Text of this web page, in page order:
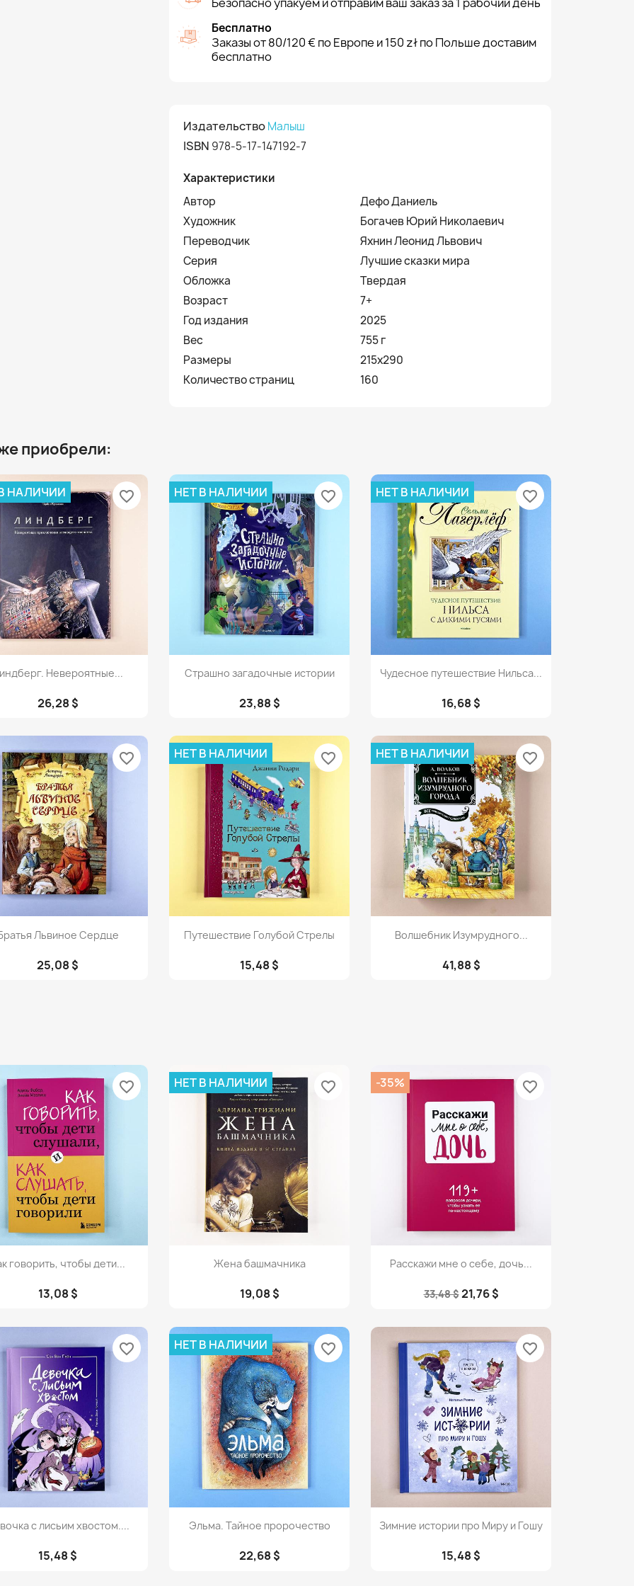
Бесплатно
Заказы от 80/120 € по Европе и 150 zł по Польше доставим
бесплатно
ИздательствоМалыш
ISBN 978-5-17-147192-7
Характеристики
Автор
Дефо Даниель
Художник
Богачев Юрий Николаевич
Переводчик
Яхнин Леонид Львович
Серия
Лучшие сказки мира
Обложка
Твердая
Возраст
7+
Год издания
2025
Вес
755 г
Размеры
215х290
Количество страниц
160
приобрели:
Просмотр
Невероятные...
26,28 $
НАЛИЧИИ favorite_border
Просмотр
Страшно загадочные истории
23,88 $
НЕТ В НАЛИЧИИ favorite_border
Просмотр
Чудесное путешествие Нильса...
16,68 $
НЕТ В НАЛИЧИИ favorite_border
Просмотр
Львиное Сердце
25,08 $
favorite_border
Просмотр
Путешествие Голубой Стрелы
15,48 $
НЕТ В НАЛИЧИИ favorite_border
Просмотр
Волшебник Изумрудного...
41,88 $
НЕТ В НАЛИЧИИ favorite_border
Просмотр
говорить, чтобы дети...
13,08 $
favorite_border
Просмотр
Жена башмачника
19,08 $
НЕТ В НАЛИЧИИ favorite_border
Просмотр
Расскажи мне о себе, дочь...
33,48 $21,76 $
-35% favorite_border
Просмотр
с лисьим хвостом....
15,48 $
favorite_border
Просмотр
Эльма. Тайное пророчество
22,68 $
НЕТ В НАЛИЧИИ favorite_border
Просмотр
Зимние истории про Миру и Гошу
15,48 $
favorite_border